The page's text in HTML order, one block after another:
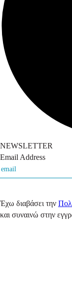
NEWSLETTER
Email Address
Έχω διαβάσει την
και συναινώ στην